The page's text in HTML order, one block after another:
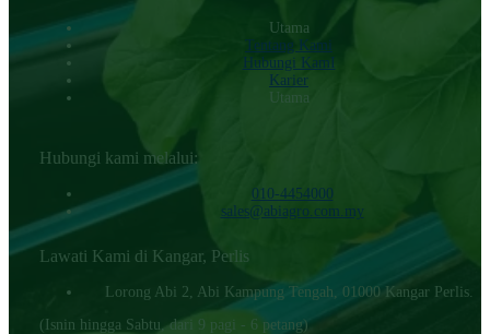
Utama
Tentang Kami
Hubungi KamI
Karier
Utama
Hubungi kami melalui:
010-4454000‬
sales@abiagro.com.my
Lawati Kami di Kangar, Perlis
Lorong Abi 2, Abi Kampung Tengah, 01000 Kangar Perlis.
(Isnin hingga Sabtu, dari 9 pagi - 6 petang)